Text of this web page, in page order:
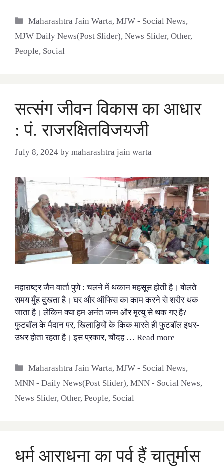
Categories
Maharashtra Jain Warta,MJW - Social News,
MJW Daily News(Post Slider), News Slider, Other,
People, Social
सत्संग जीवन विकास का आधार
: पं. राजरक्षितविजयजी
July 8, 2024 by maharashtra jain warta
महाराष्ट्र जैन वार्ता पुणे : चलने में थकान महसूस होती है। बोलते
समय मुँह दुखता है। घर और ऑफिस का काम करने से शरीर थक
जाता है। लेकिन क्या हम अनंत जन्म और मृत्यु से थक गए है?
फुटबॉल के मैदान पर, खिलाड़ियों के किक मारते ही फुटबॉल इधर-
उधर होता रहता है। इस प्रकार, चौदह … Read more
Categories
Maharashtra Jain Warta,MJW - Social News,
MNN - Daily News(Post Slider), MNN - Social News,
News Slider, Other, People, Social
धर्म आराधना का पर्व हैं चातुर्मास